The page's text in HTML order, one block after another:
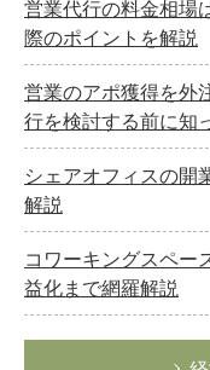
営業代行の料金相場
際のポイントを解説
営業のアポ獲得を外
行を検討する前に知
シェアオフィスの開
解説
コワーキングスペー
益化まで網羅解説